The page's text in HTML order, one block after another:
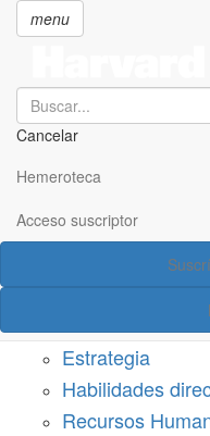
principal
menu
Search
Cancelar
Hemeroteca
Acceso suscriptor
Acceso
Estrategia
Habilidades
Recursos